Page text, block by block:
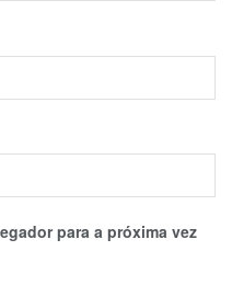
para a próxima vez